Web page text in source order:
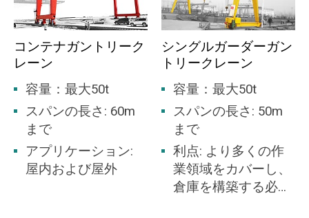
コンテナガントリーク
レーン
容量：最大50t
スパンの長さ: 60m
まで
アプリケーション:
屋内および屋外
シングルガーダーガン
トリークレーン
容量：最大50t
スパンの長さ: 50m
まで
利点: より多くの作
業領域をカバーし、
倉庫を構築する必要